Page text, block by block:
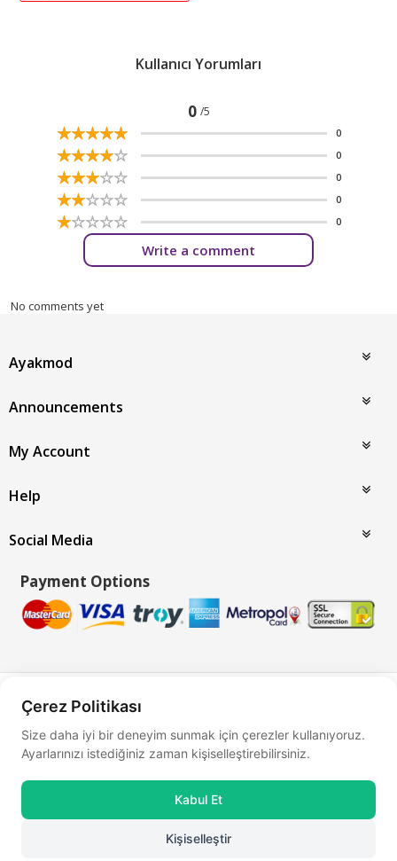
Kullanıcı Yorumları
0 /5
☆☆☆☆☆
★★★★★ 0
☆☆☆☆☆
★★★★★ 0
☆☆☆☆☆
★★★★★ 0
☆☆☆☆☆
★★★★★ 0
☆☆☆☆☆
★★★★★ 0
Write a comment
No comments yet
Ayakmod
Announcements
My Account
Help
Social Media
Payment Options
Çerez Politikası
Size daha iyi bir deneyim sunmak için çerezler kullanıyoruz.
Ayarlarınızı istediğiniz zaman kişiselleştirebilirsiniz.
Kabul Et
Kişiselleştir